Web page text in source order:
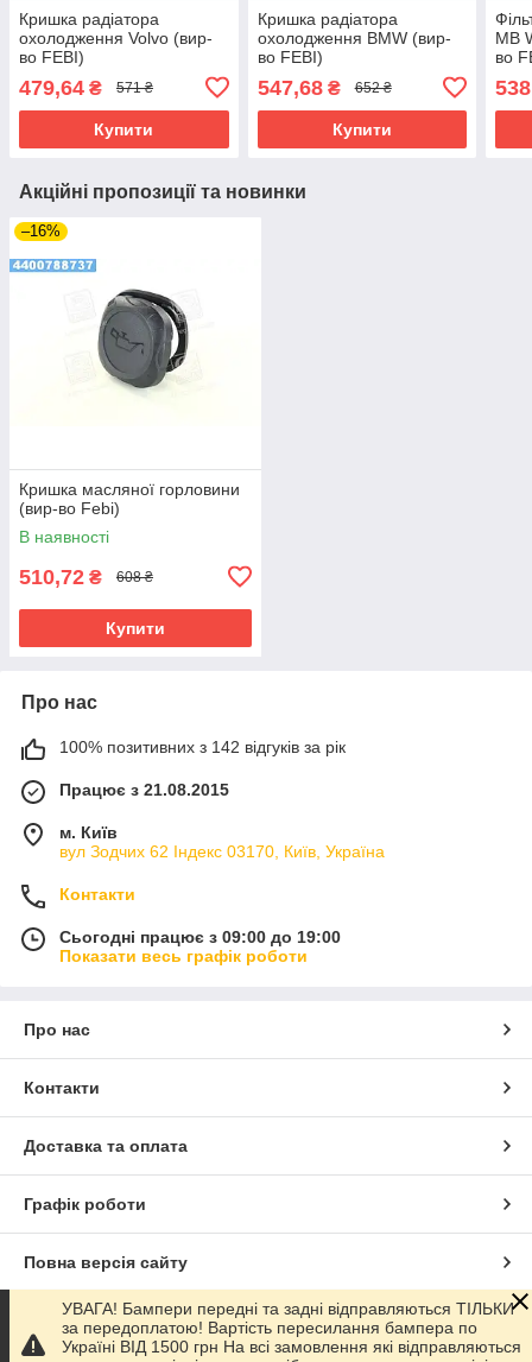
Кришка радіатора
охолодження Volvo (вир-
во FEBI)
479,64 ₴ 571 ₴
Купити
Кришка радіатора
охолодження BMW (вир-
во FEBI)
547,68₴ 652 ₴
Купити
MB
во
Акційні пропозиції та новинки
–16%
Кришка масляної горловини
(вир-во Febi)
В наявності
510,72 ₴ 608 ₴
Купити
Про нас
100% позитивних з 142 відгуків за рік
Працює з 21.08.2015
м. Київ
вул Зодчих 62 Індекс 03170, Київ, Україна
Контакти
Сьогодні працює з 09:00 до 19:00
Показати весь графік роботи
Про нас
Контакти
Доставка та оплата
Графік роботи
Повна версія сайту
Сайт створено на маркетплейсіProm.ua
УВАГА! Бампери передні та задні відправляються ТІЛЬКИ
за передоплатою! Вартість пересилання бампера по
Україні ВІД 1500 грн На всі замовлення які відправляються